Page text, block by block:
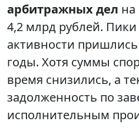
арбитражных дел
4,2 млрд рублей.
активности пришлись
годы. Хотя суммы
время снизились, а
задолженность по
исполнительным